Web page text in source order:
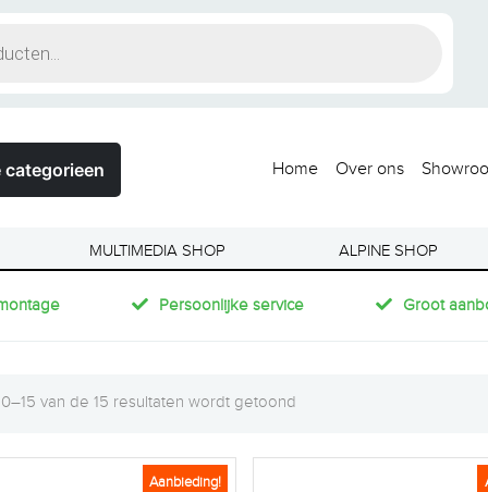
Home Over ons
MULTIMEDIA SHOP ALPINE SHOP
Persoonlijke service Groot
van de 15 resultaten wordt getoond
Aanbieding!